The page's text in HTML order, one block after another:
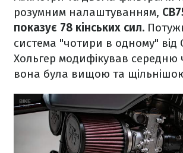
розумним налаштуванням,
показує 78 кінських сил.
система "чотири в одному" від
Хольгер модифікував середню
вона була вищою та